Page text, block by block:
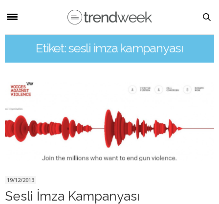
Etiket: sesli imza kampanyası
19/12/2013
Sesli İmza Kampanyası